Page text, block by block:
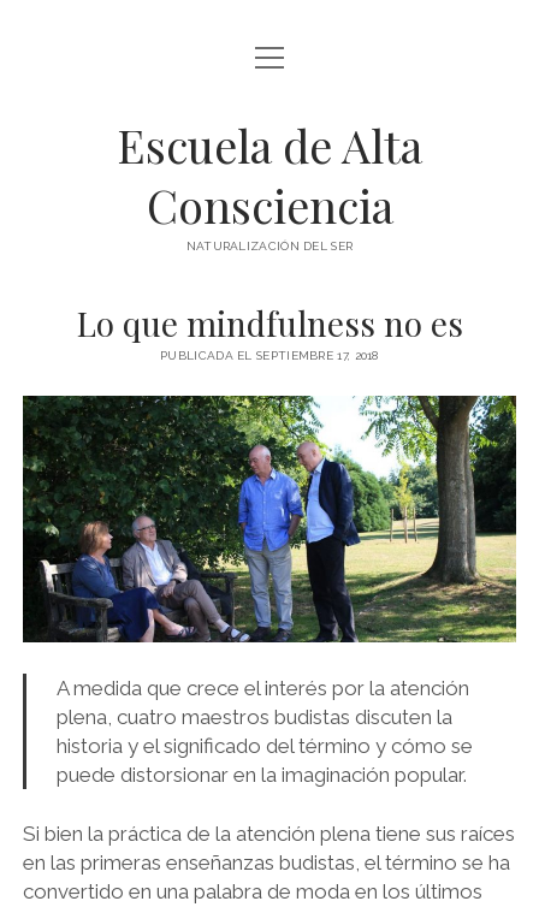
BLOG Y ARTÍCULOS
whatsapp
abrir
menú
Escuela de Alta
Consciencia
NATURALIZACIÓN DEL SER
Lo que mindfulness no es
PUBLICADA EL SEPTIEMBRE 17, 2018
A medida que crece el interés por la atención
plena, cuatro maestros budistas discuten la
historia y el significado del término y cómo se
puede distorsionar en la imaginación popular.
Si bien la práctica de la atención plena tiene sus raíces
en las primeras enseñanzas budistas, el término se ha
convertido en una palabra de moda en los últimos